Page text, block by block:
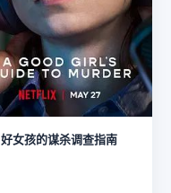
好女孩的谋杀调查指南